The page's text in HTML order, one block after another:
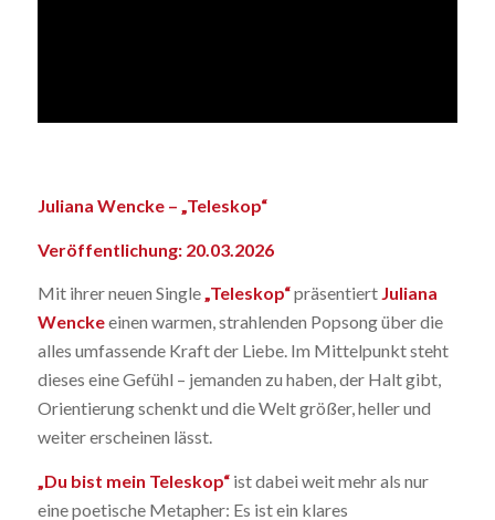
Juliana Wencke – „Teleskop“
Veröffentlichung: 20.03.2026
Mit ihrer neuen Single„Teleskop“präsentiert Juliana
Wenckeeinen warmen, strahlenden Popsong über die
alles umfassende Kraft der Liebe. Im Mittelpunkt steht
dieses eine Gefühl – jemanden zu haben, der Halt gibt,
Orientierung schenkt und die Welt größer, heller und
weiter erscheinen lässt.
„Du bist mein Teleskop“ist dabei weit mehr als nur
eine poetische Metapher: Es ist ein klares